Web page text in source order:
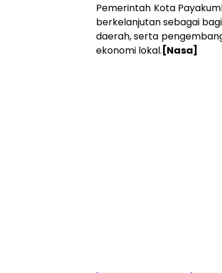
Pemerintah Kota
berkelanjutan sebagai
daerah, serta
ekonomi lokal. [Nasa]